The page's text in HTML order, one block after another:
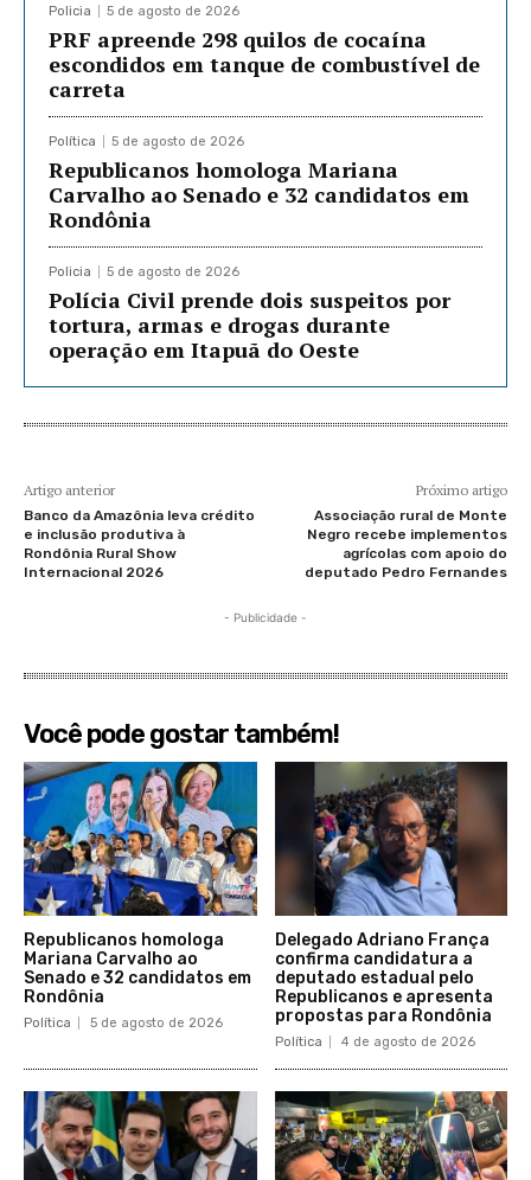
Policia 5 de agosto de 2026
PRF apreende 298 quilos de cocaína
escondidos em tanque de combustível de
carreta
Política 5 de agosto de 2026
Republicanos homologa Mariana
Carvalho ao Senado e 32 candidatos em
Rondônia
Policia 5 de agosto de 2026
Polícia Civil prende dois suspeitos por
tortura, armas e drogas durante
operação em Itapuã do Oeste
Artigo anterior
Banco da Amazônia leva crédito
e inclusão produtiva à
Rondônia Rural Show
Internacional 2026
Próximo artigo
Associação rural de Monte
Negro recebe implementos
agrícolas com apoio do
deputado Pedro Fernandes
- Publicidade -
Você pode gostar também!
Republicanos homologa
Mariana Carvalho ao
Senado e 32 candidatos em
Rondônia
Política 5 de agosto de 2026
Delegado Adriano França
confirma candidatura a
deputado estadual pelo
Republicanos e apresenta
propostas para Rondônia
Política 4 de agosto de 2026